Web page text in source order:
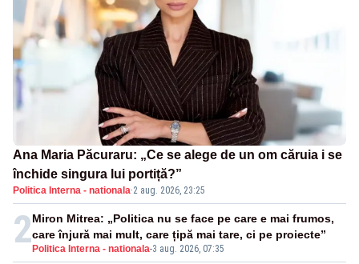
Ana Maria Păcuraru: „Ce se alege de un om căruia i se
închide singura lui portiță?”
Politica Interna - nationala·2 aug. 2026, 23:25
2 Politica Interna - nationala-3 aug. 2026, 07:35
Miron Mitrea: „Politica nu se face pe care e mai frumos,
care înjură mai mult, care țipă mai tare, ci pe proiecte”